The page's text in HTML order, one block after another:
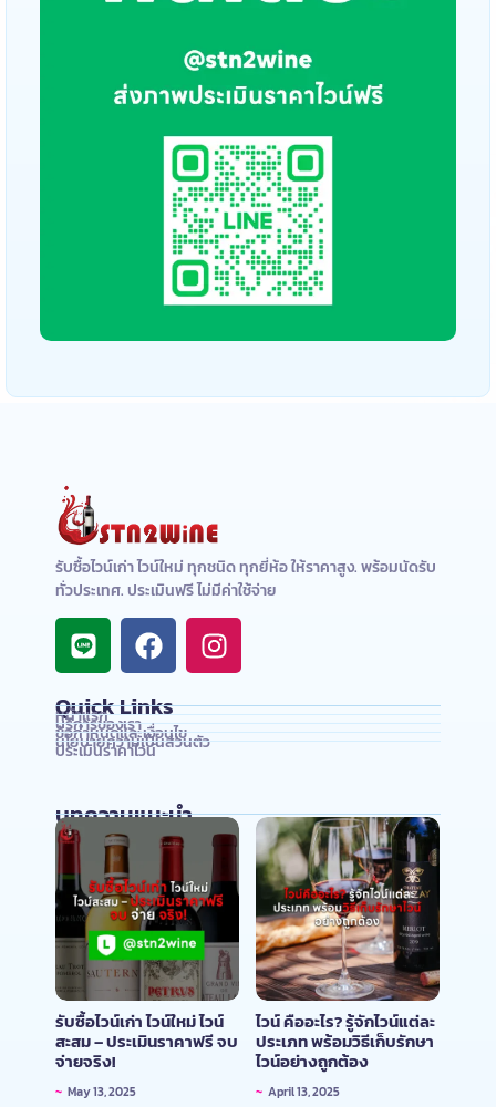
รับซื้อไวน์เก่า ไวน์ใหม่ ทุกชนิด ทุกยี่ห้อ ให้ราคาสูง. พร้อมนัดรับ
ทั่วประเทศ. ประเมินฟรี ไม่มีค่าใช้จ่าย
Quick Links
หน้าแรก
บริการของเรา
ข้อกำหนดและเงื่อนไข
นโยบายความเป็นส่วนตัว
ประเมินราคาไวน์
บทความแนะนำ
รับซื้อไวน์เก่า ไวน์ใหม่ ไวน์
สะสม – ประเมินราคาฟรี จบ
จ่ายจริง!
~ May 13, 2025
ไวน์ คืออะไร? รู้จักไวน์แต่ละ
ประเภท พร้อมวิธีเก็บรักษา
ไวน์อย่างถูกต้อง
~ April 13, 2025